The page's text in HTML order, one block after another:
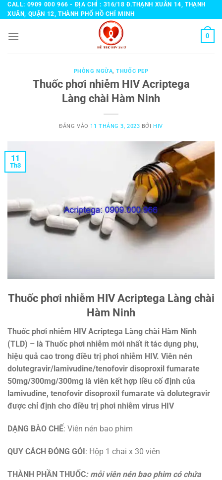
Bỏ
qua
dung
CALL: 0909 000 966 - ĐỊA CHỈ : 316/18 Đ.THẠNH XUÂN 14, THẠNH
XUÂN, QUẬN 12, THÀNH PHỐ HỒ CHÍ MINH
0
PHÒNG NGỪA,THUỐC PEP
Thuốc phơi nhiễm HIV Acriptega
Làng chài Hàm Ninh
ĐĂNG VÀO 11 THÁNG 3, 2023 BỞIHIV
11
Th3
Thuốc phơi nhiễm HIV Acriptega Làng chài
Hàm Ninh
Thuốc phơi nhiễm HIV Acriptega Làng chài Hàm Ninh
(TLD) – là Thuốc phơi nhiễm mới nhất ít tác dụng phụ,
hiệu quả cao trong điều trị phơi nhiễm HIV. Viên nén
dolutegravir/lamivudine/tenofovir disoproxil fumarate
50mg/300mg/300mg là viên kết hợp liều cố định của
lamivudine, tenofovir disoproxil fumarate và dolutegravir
được chỉ định cho điều trị phơi nhiễm virus HIV
DẠNG BÀO CHẾ: Viên nén bao phim
QUY CÁCH ĐÓNG GÓI: Hộp 1 chai x 30 viên
THÀNH PHẦN THUỐC: mỗi viên nén bao phim có chứa